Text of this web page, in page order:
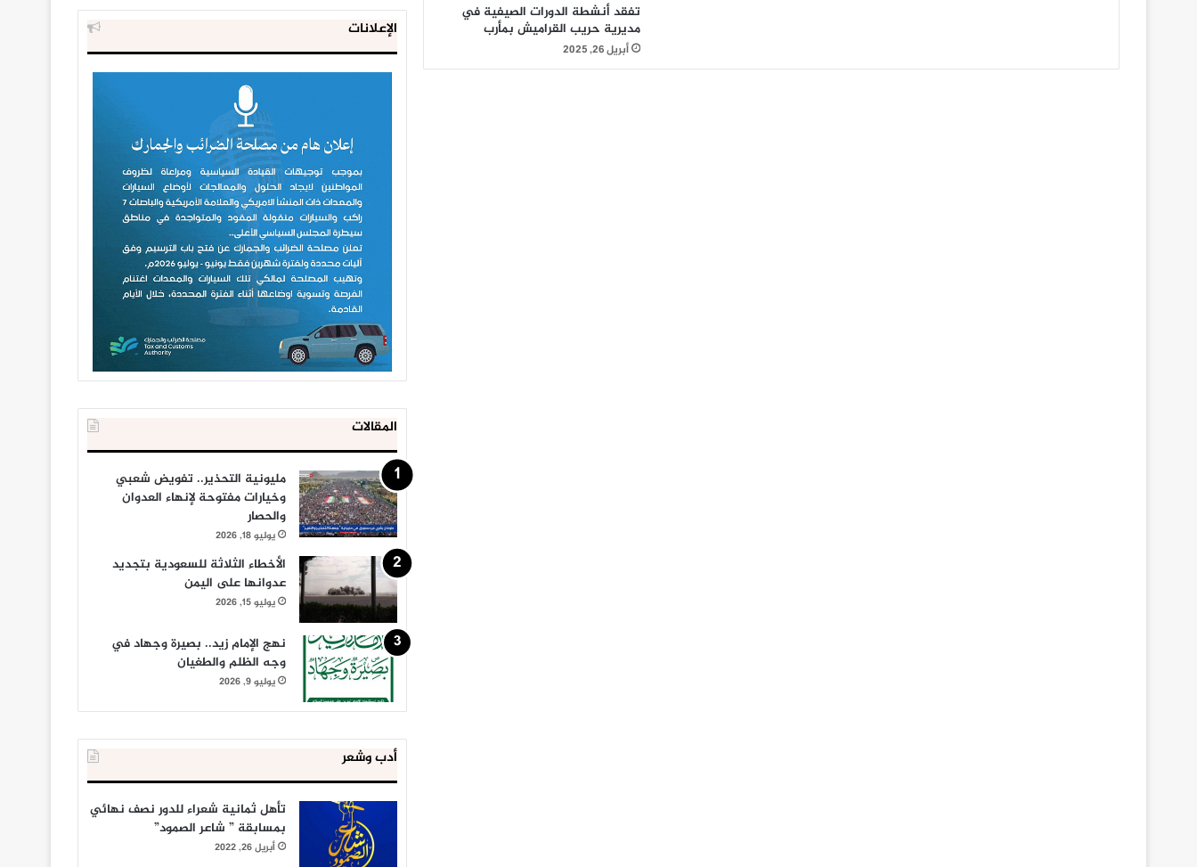
تفقد أنشطة الدورات الصيفية في
مديرية حريب القراميش بمأرب
أبريل 26, 2025
الإعلانات
المقالات
مليونية التحذير.. تفويض شعبي
وخيارات مفتوحة لإنهاء العدوان
والحصار
يوليو 18, 2026
الأخطاء الثلاثة للسعودية بتجديد
عدوانها على اليمن
يوليو 15, 2026
نهج الإمام زيد.. بصيرة وجهاد في
وجه الظلم والطغيان
يوليو 9, 2026
أدب وشعر
تأهل ثمانية شعراء للدور نصف نهائي
بمسابقة ” شاعر الصمود”
أبريل 26, 2022